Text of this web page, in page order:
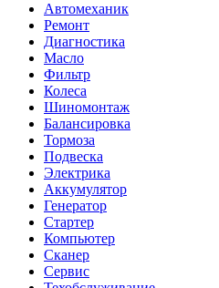
Автомеханик
Ремонт
Диагностика
Масло
Фильтр
Колеса
Шиномонтаж
Балансировка
Тормоза
Подвеска
Электрика
Аккумулятор
Генератор
Стартер
Компьютер
Сканер
Сервис